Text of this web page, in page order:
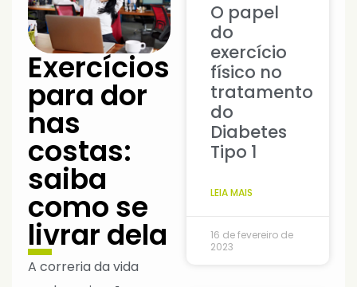
Exercícios
para dor
nas
costas:
saiba
como se
livrar dela
A correria da vida
O papel
do
exercício
físico no
tratamento
do
Diabetes
Tipo 1
LEIA MAIS
16 de fevereiro de
2023